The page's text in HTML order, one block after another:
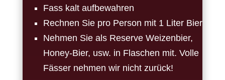
Fass kalt aufbewahren
Rechnen Sie pro Person mit 1 Liter Bier
Nehmen Sie als Reserve Weizenbier,
Honey-Bier, usw. in Flaschen mit. Volle
Fässer nehmen wir nicht zurück!